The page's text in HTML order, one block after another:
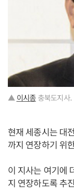
▲이시종 충북도지사.
현재 세종시는 대
까지 연장하기 위
이 지사는 여기에
지 연장하도록 추